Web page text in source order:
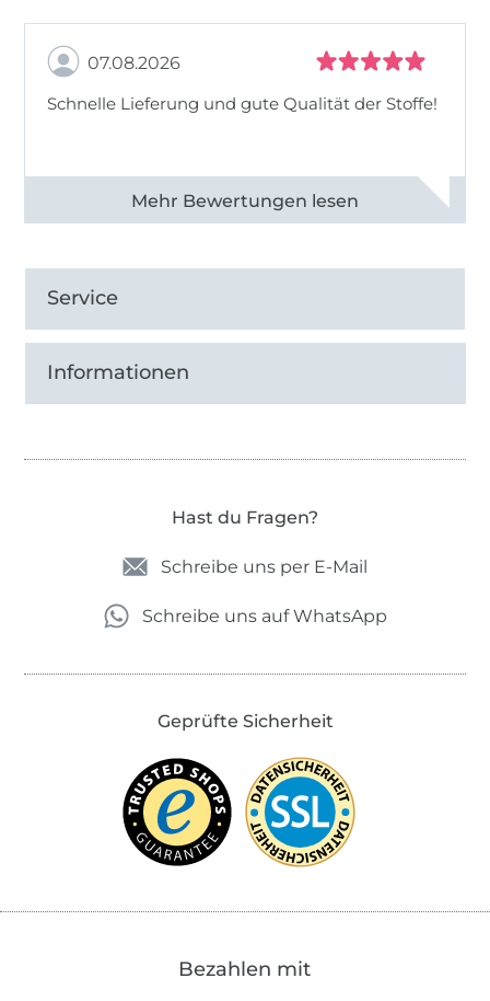
07.08.2026
Schnelle Lieferung und gute Qualität der Stoffe!
Alle 82990 Bewertungen ansehen
Service
Informationen
Hast du Fragen?
Schreibe uns per E-Mail
Schreibe uns auf WhatsApp
Geprüfte Sicherheit
Bezahlen mit